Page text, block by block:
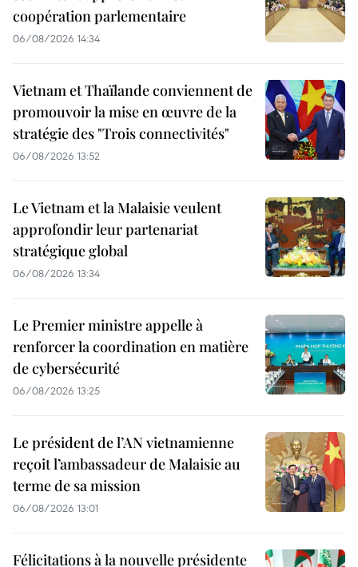
coopération parlementaire
06/08/2026 14:34
Vietnam et Thaïlande conviennent de
promouvoir la mise en œuvre de la
stratégie des "Trois connectivités"
06/08/2026 13:52
Le Vietnam et la Malaisie veulent
approfondir leur partenariat
stratégique global
06/08/2026 13:34
Le Premier ministre appelle à
renforcer la coordination en matière
de cybersécurité
06/08/2026 13:25
Le président de l’AN vietnamienne
reçoit l’ambassadeur de Malaisie au
terme de sa mission
06/08/2026 13:01
Félicitations à la nouvelle présidente